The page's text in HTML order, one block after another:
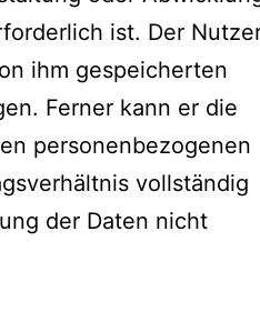
ist. Der
ihm gespeicherten
Ferner kann er die
personenbezogenen
vollständig
der Daten nicht